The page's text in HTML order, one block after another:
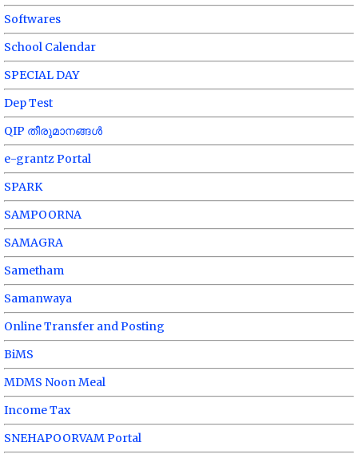
Softwares
School Calendar
SPECIAL DAY
Dep Test
QIP തീരുമാനങ്ങൾ
e-grantz Portal
SPARK
SAMPOORNA
SAMAGRA
Sametham
Samanwaya
Online Transfer and Posting
BiMS
MDMS Noon Meal
Income Tax
SNEHAPOORVAM Portal